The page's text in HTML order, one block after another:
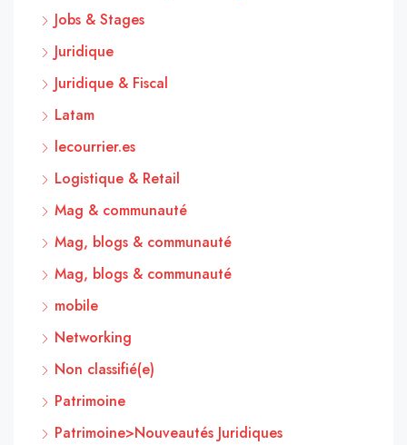
Jobs & Stages
Juridique
Juridique & Fiscal
Latam
lecourrier.es
Logistique & Retail
Mag & communauté
Mag, blogs & communauté
Mag, blogs & communauté
mobile
Networking
Non classifié(e)
Patrimoine
Patrimoine>Nouveautés Juridiques